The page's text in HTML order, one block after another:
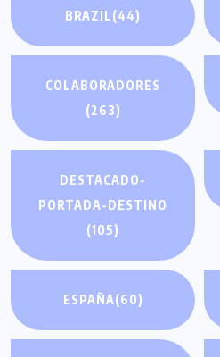
BRAZIL(44)
COLABORADORES
(263)
DESTACADO-
PORTADA-DESTINO
(105)
ESPAÑA(60)